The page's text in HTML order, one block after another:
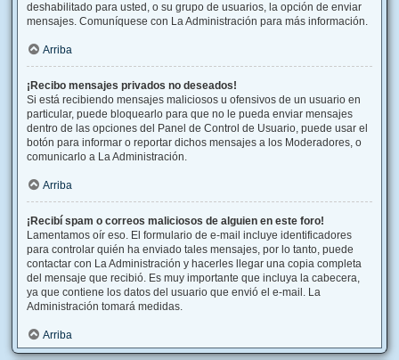
deshabilitado para usted, o su grupo de usuarios, la opción de enviar
mensajes. Comuníquese con La Administración para más información.
Arriba
¡Recibo mensajes privados no deseados!
Si está recibiendo mensajes maliciosos u ofensivos de un usuario en
particular, puede bloquearlo para que no le pueda enviar mensajes
dentro de las opciones del Panel de Control de Usuario, puede usar el
botón para informar o reportar dichos mensajes a los Moderadores, o
comunicarlo a La Administración.
Arriba
¡Recibí spam o correos maliciosos de alguien en este foro!
Lamentamos oír eso. El formulario de e-mail incluye identificadores
para controlar quién ha enviado tales mensajes, por lo tanto, puede
contactar con La Administración y hacerles llegar una copia completa
del mensaje que recibió. Es muy importante que incluya la cabecera,
ya que contiene los datos del usuario que envió el e-mail. La
Administración tomará medidas.
Arriba